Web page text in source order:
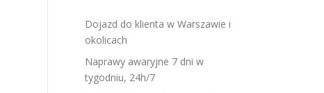
Dojazd do klienta w Warszawie i
okolicach
Naprawy awaryjne 7 dni w
tygodniu, 24h/7